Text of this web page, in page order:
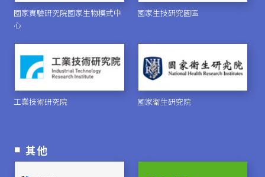
國家實驗研究院國家生物模式中
心
國家生技研究園區
工業技術研究院 國家衛生研究院
其他